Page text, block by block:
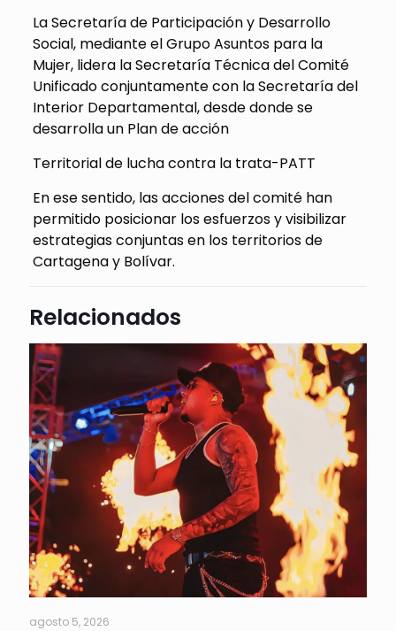
La Secretaría de Participación y Desarrollo
Social, mediante el Grupo Asuntos para la
Mujer, lidera la Secretaría Técnica del Comité
Unificado conjuntamente con la Secretaría del
Interior Departamental, desde donde se
desarrolla un Plan de acción
Territorial de lucha contra la trata-PATT
En ese sentido, las acciones del comité han
permitido posicionar los esfuerzos y visibilizar
estrategias conjuntas en los territorios de
Cartagena y Bolívar.
Relacionados
agosto 5, 2026